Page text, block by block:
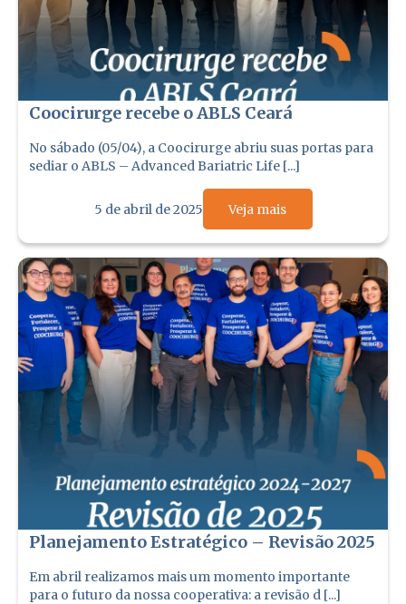
Coocirurge recebe o ABLS Ceará
No sábado (05/04), a Coocirurge abriu suas portas para
sediar o ABLS – Advanced Bariatric Life [...]
5 de abril de 2025 Veja mais
Planejamento Estratégico – Revisão 2025
Em abril realizamos mais um momento importante
para o futuro da nossa cooperativa: a revisão d [...]